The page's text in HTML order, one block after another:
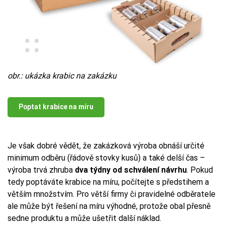
obr.: ukázka krabic na zakázku
Poptat krabice na míru
Je však dobré vědět, že zakázková výroba obnáší určité
minimum odběru (řádově stovky kusů) a také delší čas –
výroba trvá zhruba dva týdny od schválení návrhu. Pokud
tedy poptáváte krabice na míru, počítejte s předstihem a
větším množstvím. Pro větší firmy či pravidelné odběratele
ale může být řešení na míru výhodné, protože obal přesně
sedne produktu a může ušetřit další náklad.